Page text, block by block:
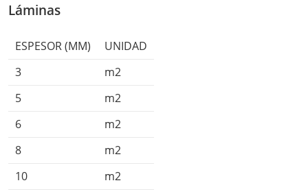
Láminas
ESPESOR (MM)
UNIDAD
3
m2
5
m2
6
m2
8
m2
10
m2